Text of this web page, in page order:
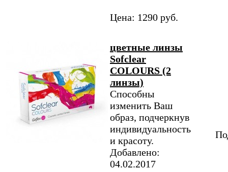
Цена: 1290 руб.
цветные линзы
Sofclear
COLOURS (2
линзы)
Способны
изменить Ваш
образ, подчеркнув
индивидуальность
и красоту.
Добавлено:
04.02.2017